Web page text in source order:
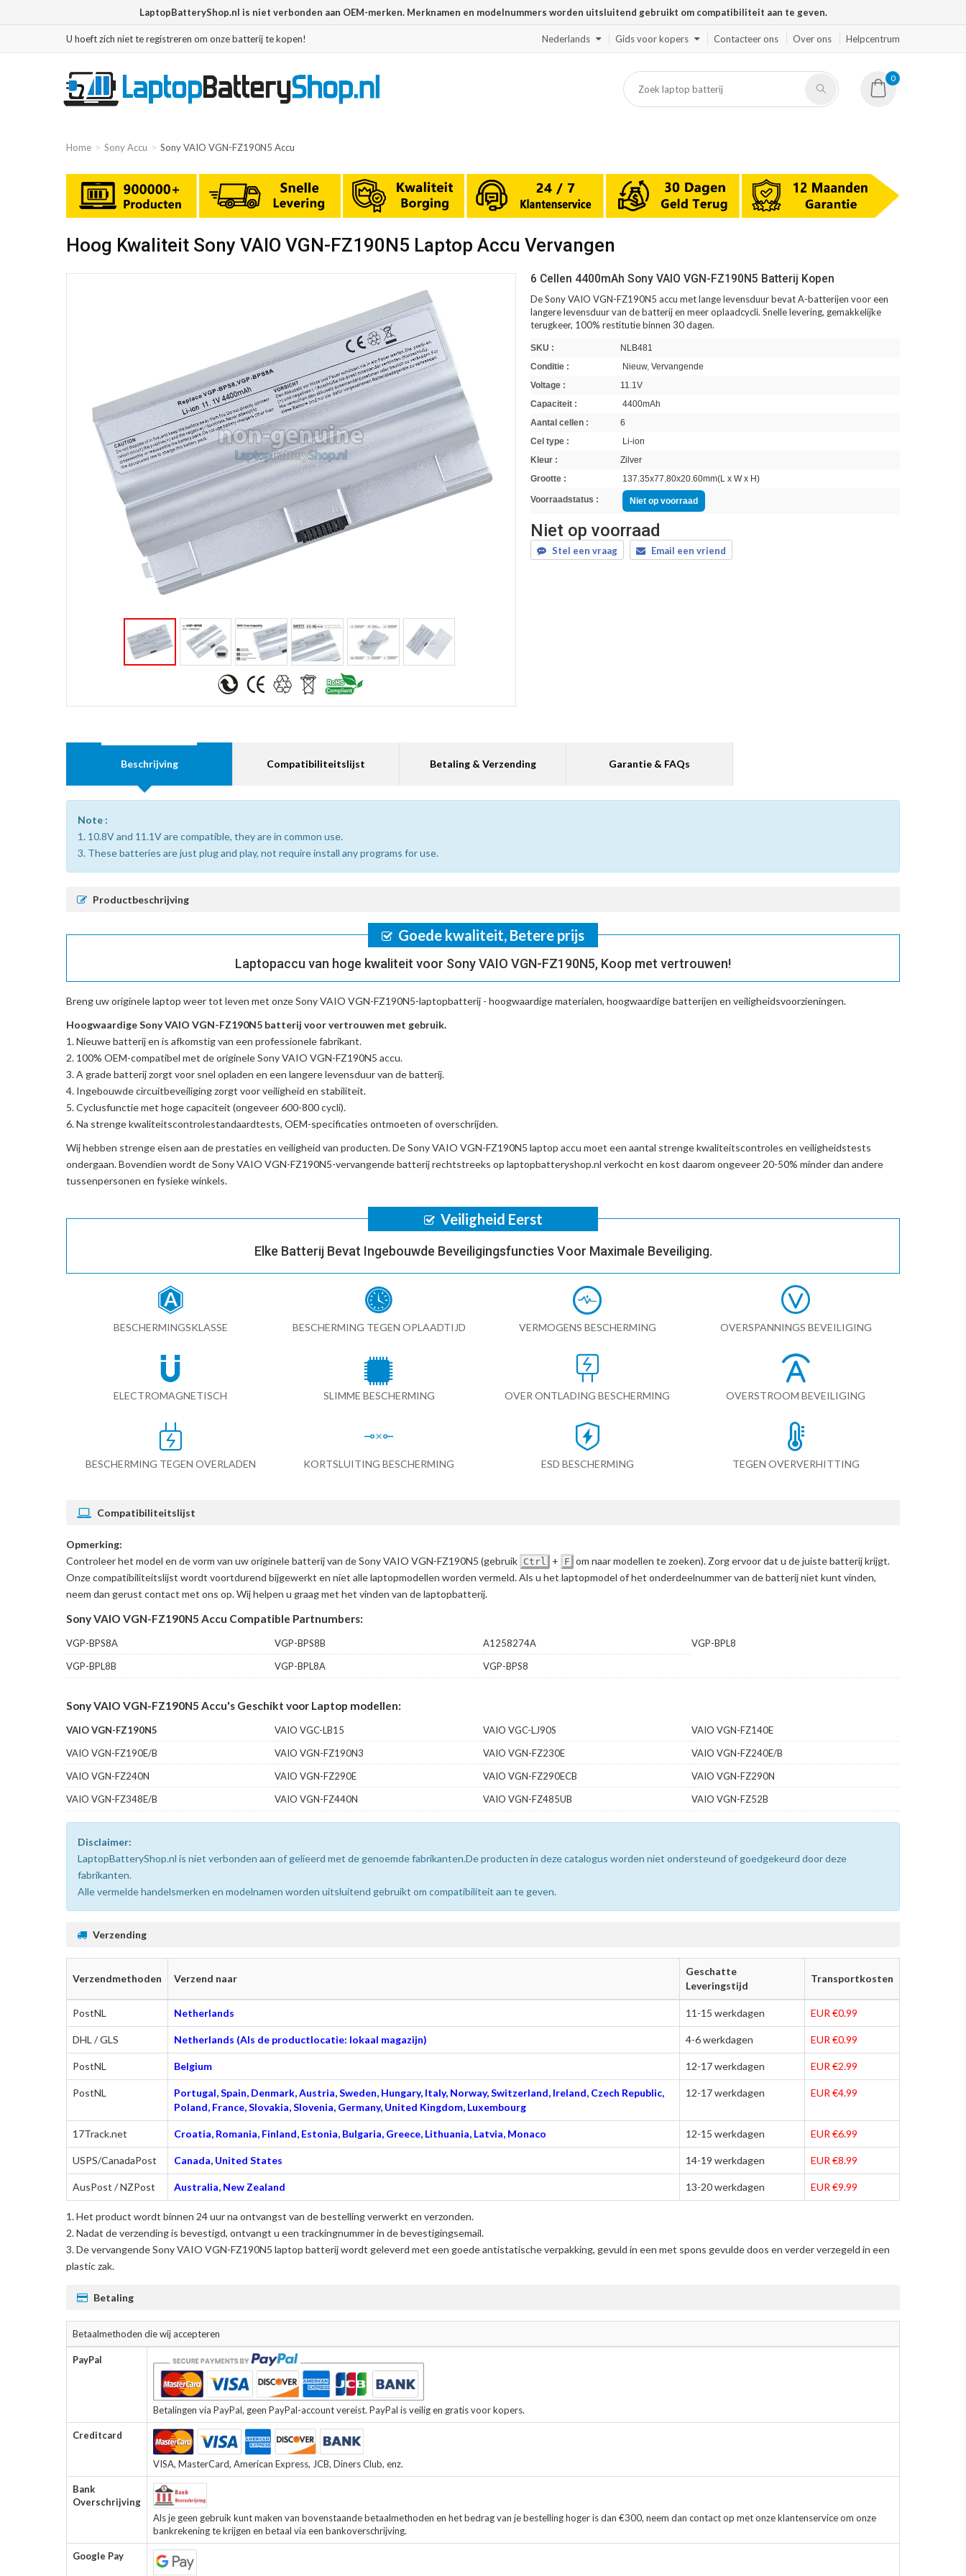
LaptopBatteryShop.nl is niet verbonden aan OEM-merken. Merknamen en modelnummers worden uitsluitend gebruikt om compatibiliteit aan te geven.
U hoeft zich niet te registreren om onze batterij te kopen! Nederlands Gids voor kopers Contacteer ons Over ons Helpcentrum
0
Home Sony Accu Sony VAIO VGN-FZ190N5 Accu
Hoog Kwaliteit Sony VAIO VGN-FZ190N5 Laptop Accu Vervangen
6 Cellen 4400mAh Sony VAIO VGN-FZ190N5 Batterij Kopen
De Sony VAIO VGN-FZ190N5 accu met lange levensduur bevat A-batterijen voor een
langere levensduur van de batterij en meer oplaadcycli. Snelle levering, gemakkelijke
terugkeer, 100% restitutie binnen 30 dagen.
SKU :
NLB481
Conditie :
Nieuw, Vervangende
Voltage :
11.1V
Capaciteit :
4400mAh
Aantal cellen :
6
Cel type :
Li-ion
Kleur :
Zilver
Grootte :
137.35x77.80x20.60mm(L x W x H)
Voorraadstatus : Niet op voorraad
Niet op voorraad
Stel een vraag Email een vriend
Beschrijving Compatibiliteitslijst Betaling & Verzending Garantie & FAQs
Note :
1. 10.8V and 11.1V are compatible, they are in common use.
3. These batteries are just plug and play, not require install any programs for use.
Productbeschrijving
Goede kwaliteit, Betere prijs
Laptopaccu van hoge kwaliteit voor Sony VAIO VGN-FZ190N5, Koop met vertrouwen!
Breng uw originele laptop weer tot leven met onzeSony VAIO VGN-FZ190N5-laptopbatterij - hoogwaardige materialen, hoogwaardige batterijen en veiligheidsvoorzieningen.
Hoogwaardige Sony VAIO VGN-FZ190N5 batterij voor vertrouwen met gebruik.
Nieuwe batterij en is afkomstig van een professionele fabrikant.
100% OEM-compatibel met deoriginele Sony VAIO VGN-FZ190N5 accu.
A grade batterij zorgt voor snel opladen en een langere levensduur van de batterij.
Ingebouwde circuitbeveiliging zorgt voor veiligheid en stabiliteit.
Cyclusfunctie met hoge capaciteit (ongeveer 600-800 cycli).
Na strenge kwaliteitscontrolestandaardtests, OEM-specificaties ontmoeten of overschrijden.
Wij hebben strenge eisen aan de prestaties en veiligheid van producten. DeSony VAIO VGN-FZ190N5 laptop accu moet een aantal strenge kwaliteitscontroles en veiligheidstests
ondergaan. Bovendien wordt deSony VAIO VGN-FZ190N5-vervangende batterijrechtstreeks op laptopbatteryshop.nl verkocht en kost daarom ongeveer 20-50% minder dan andere
tussenpersonen en fysieke winkels.
Veiligheid Eerst
Elke Batterij Bevat Ingebouwde Beveiligingsfuncties Voor Maximale Beveiliging.
BESCHERMINGSKLASSE BESCHERMING TEGEN OPLAADTIJD VERMOGENS BESCHERMING OVERSPANNINGS BEVEILIGING
ELECTROMAGNETISCH SLIMME BESCHERMING OVER ONTLADING BESCHERMING OVERSTROOM BEVEILIGING
BESCHERMING TEGEN OVERLADEN KORTSLUITING BESCHERMING ESD BESCHERMING TEGEN OVERVERHITTING
Compatibiliteitslijst
Opmerking:
Controleer het model en de vorm van uw originele batterij van de Sony VAIO VGN-FZ190N5 (gebruik Ctrl + F om naar modellen te zoeken). Zorg ervoor dat u de juiste batterij krijgt.
Onze compatibiliteitslijst wordt voortdurend bijgewerkt en niet alle laptopmodellen worden vermeld. Als u het laptopmodel of het onderdeelnummer van de batterij niet kunt vinden,
neem dan gerust contact met ons op. Wij helpen u graag met het vinden van de laptopbatterij.
Sony VAIO VGN-FZ190N5 Accu Compatible Partnumbers:
VGP-BPS8A VGP-BPS8B A1258274A
VGP-BPL8
VGP-BPL8B
VGP-BPL8A VGP-BPS8
Sony VAIO VGN-FZ190N5 Accu's Geschikt voor Laptop modellen:
VAIO VGN-FZ190N5 VAIO VGC-LB15 VAIO VGC-LJ90S
VAIO VGN-FZ140E
VAIO VGN-FZ190E/B
VAIO VGN-FZ190N3 VAIO VGN-FZ230E
VAIO VGN-FZ240E/B
VAIO VGN-FZ240N
VAIO VGN-FZ290E VAIO VGN-FZ290ECB
VAIO VGN-FZ290N
VAIO VGN-FZ348E/B
VAIO VGN-FZ440N VAIO VGN-FZ485UB VAIO VGN-FZ52B
Disclaimer:
LaptopBatteryShop.nl is niet verbonden aan of gelieerd met de genoemde fabrikanten.De producten in deze catalogus worden niet ondersteund of goedgekeurd door deze
fabrikanten.
Alle vermelde handelsmerken en modelnamen worden uitsluitend gebruikt om compatibiliteit aan te geven.
Verzending
Verzendmethoden Verzend naar
Geschatte
Leveringstijd
Transportkosten
PostNL Netherlands 11-15 werkdagen EUR €0.99
DHL / GLS Netherlands (Als de productlocatie: lokaal magazijn) 4-6 werkdagen EUR €0.99
PostNL Belgium 12-17 werkdagen EUR €2.99
PostNL
Portugal, Spain, Denmark, Austria, Sweden, Hungary, Italy, Norway, Switzerland, Ireland, Czech Republic,
Poland, France, Slovakia, Slovenia, Germany, United Kingdom, Luxembourg
12-17 werkdagen EUR €4.99
17Track.net Croatia, Romania, Finland, Estonia, Bulgaria, Greece, Lithuania, Latvia, Monaco 12-15 werkdagen EUR €6.99
USPS/CanadaPost Canada, United States 14-19 werkdagen EUR €8.99
AusPost / NZPost Australia, New Zealand 13-20 werkdagen EUR €9.99
Het product wordt binnen 24 uur na ontvangst van de bestelling verwerkt en verzonden.
Nadat de verzending is bevestigd, ontvangt u een trackingnummer in de bevestigingsemail.
Devervangende Sony VAIO VGN-FZ190N5 laptop batterijwordt geleverd met een goede antistatische verpakking, gevuld in een met spons gevulde doos en verder verzegeld in een
plastic zak.
Betaling
Betaalmethoden die wij accepteren
PayPal
Betalingen via PayPal, geen PayPal-account vereist. PayPal is veilig en gratis voor kopers.
Creditcard
VISA, MasterCard, American Express, JCB, Diners Club, enz.
Bank
Overschrijving
Als je geen gebruik kunt maken van bovenstaande betaalmethoden en het bedrag van je bestelling hoger is dan €300, neem dan contact op met onze klantenservice om onze
bankrekening te krijgen en betaal via een bankoverschrijving.
Google Pay